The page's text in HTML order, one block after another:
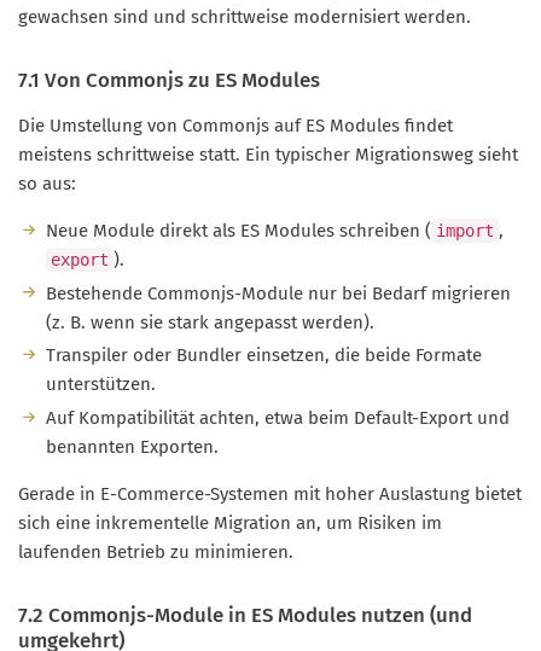
gewachsen sind und schrittweise modernisiert werden.
7.1 Von Commonjs zu ES Modules
Die Umstellung von Commonjs auf ES Modules findet
meistens schrittweise statt. Ein typischer Migrationsweg sieht
so aus:
Neue Module direkt als ES Modules schreiben ( import ,
export ).
Bestehende Commonjs-Module nur bei Bedarf migrieren
(z. B. wenn sie stark angepasst werden).
Transpiler oder Bundler einsetzen, die beide Formate
unterstützen.
Auf Kompatibilität achten, etwa beim Default-Export und
benannten Exporten.
Gerade in E-Commerce-Systemen mit hoher Auslastung bietet
sich eine inkrementelle Migration an, um Risiken im
laufenden Betrieb zu minimieren.
7.2 Commonjs-Module in ES Modules nutzen (und
umgekehrt)